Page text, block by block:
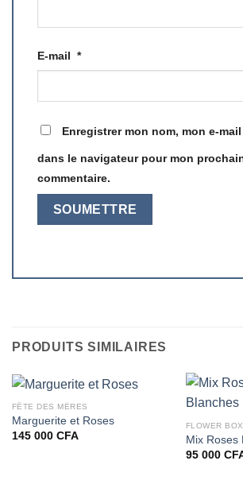
E-mail *
Enregistrer mon nom, mon e-
dans le navigateur pour mon
commentaire.
PRODUITS SIMILAIRES
FÊTE DES MÈRES
Marguerite et Roses
145 000 CFA
FLOWER BOX
Mix Roses
95 000